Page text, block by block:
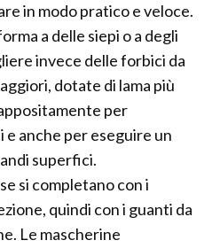
in modo pratico e veloce.
a delle siepi o a degli
invece delle forbici da
dotate di lama più
per
e anche per eseguire un
superfici.
si completano con i
quindi con i guanti da
Le mascherine